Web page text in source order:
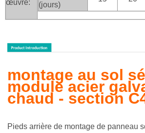
œuvre: (jours)
montage au sol
module acier
chaud - section
Pieds arrière de montage de panneau